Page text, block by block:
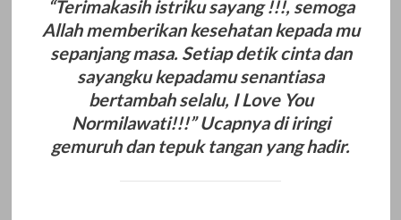
“Terimakasih istriku sayang !!!, semoga
Allah memberikan kesehatan kepada mu
sepanjang masa. Setiap detik cinta dan
sayangku kepadamu senantiasa
bertambah selalu, I Love You
Normilawati!!!” Ucapnya di iringi
gemuruh dan tepuk tangan yang hadir.